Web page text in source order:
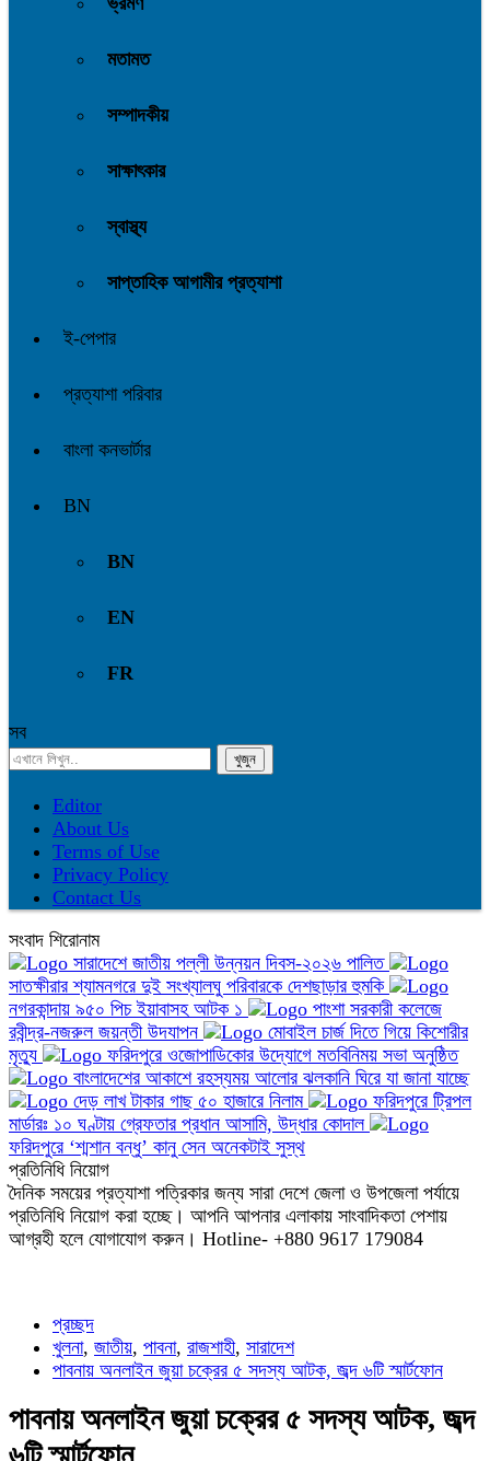
মতামত
সম্পাদকীয়
সাক্ষাৎকার
স্বাস্থ্য
সাপ্তাহিক আগামীর প্রত্যাশা
ই-পেপার
প্রত্যাশা পরিবার
বাংলা কনভার্টার
BN
BN
EN
FR
সব
Editor
About Us
Terms of Use
Privacy Policy
Contact Us
সংবাদ শিরোনাম
সারাদেশে জাতীয় পল্লী উন্নয়ন দিবস-২০২৬ পালিত
সাতক্ষীরার শ্যামনগরে দুই সংখ্যালঘু পরিবারকে দেশছাড়ার হুমকি
নগরকান্দায় ৯৫০ পিচ ইয়াবাসহ আটক ১
পাংশা সরকারী কলেজে
রবীন্দ্র-নজরুল জয়ন্তী উদযাপন
মোবাইল চার্জ দিতে গিয়ে কিশোরীর
মৃত্যু
ফরিদপুরে ওজোপাডিকোর উদ্যোগে মতবিনিময় সভা অনুষ্ঠিত
বাংলাদেশের আকাশে রহস্যময় আলোর ঝলকানি ঘিরে যা জানা যাচ্ছে
দেড় লাখ টাকার গাছ ৫০ হাজারে নিলাম
ফরিদপুরে ট্রিপল
মার্ডারঃ ১০ ঘণ্টায় গ্রেফতার প্রধান আসামি, উদ্ধার কোদাল
ফরিদপুরে ‘শ্মশান বন্ধু’ কানু সেন অনেকটাই সুস্থ
প্রতিনিধি নিয়োগ
দৈনিক সময়ের প্রত্যাশা পত্রিকার জন্য সারা দেশে জেলা ও উপজেলা পর্যায়ে
প্রতিনিধি নিয়োগ করা হচ্ছে। আপনি আপনার এলাকায় সাংবাদিকতা পেশায়
আগ্রহী হলে যোগাযোগ করুন। Hotline- +880 9617 179084
প্রচ্ছদ
খুলনা, জাতীয়, পাবনা, রাজশাহী, সারাদেশ
পাবনায় অনলাইন জুয়া চক্রের ৫ সদস্য আটক, জব্দ ৬টি স্মার্টফোন
পাবনায় অনলাইন জুয়া চক্রের ৫ সদস্য আটক, জব্দ